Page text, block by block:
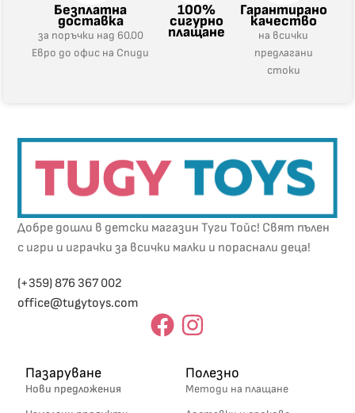
Безплатна
доставка
за поръчки над 60.00
Евро до офис на Спиди
100%
сигурно
плащане
Гарантирано
качество
на всички
предлагани
стоки
Добре дошли в детски магазин Туги Тойс! Свят пълен
с игри и играчки за всички малки и пораснали деца!
(+359) 876 367 002
office@tugytoys.com
Пазаруване
Нови предложения
Полезно
Методи на плащане